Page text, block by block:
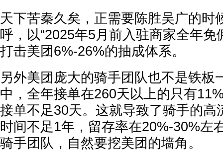
天下苦秦久矣，正需要陈胜吴广的时
呼，以“2025年5月前入驻商家全年免
打击美团6%-26%的抽成体系。
另外美团庞大的骑手团队也不是铁板
中，全年接单在260天以上的只有
接单不足30天。这就导致了骑手的高
时间不足1年，留存率在20%-30%左
骑手团队，自然要挖美团的墙角。